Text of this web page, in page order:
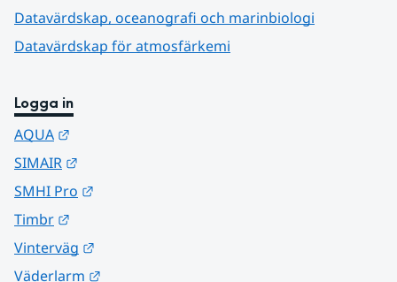
Datavärdskap, oceanografi och marinbiologi
Datavärdskap för atmosfärkemi
Logga in
AQUA
SIMAIR
SMHI Pro
Timbr
Vinterväg
Väderlarm